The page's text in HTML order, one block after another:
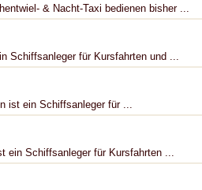
& Nacht-Taxi bedienen bisher ...
Schiffsanleger für Kursfahrten und ...
ist ein Schiffsanleger für ...
ein Schiffsanleger für Kursfahrten ...